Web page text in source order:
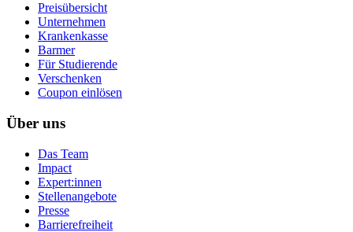
Preisübersicht
Unternehmen
Krankenkasse
Barmer
Für Studierende
Ver­schen­ken
Coupon einlösen
Über uns
Das Team
Impact
Expert:innen
Stellenangebote
Presse
Barrierefreiheit